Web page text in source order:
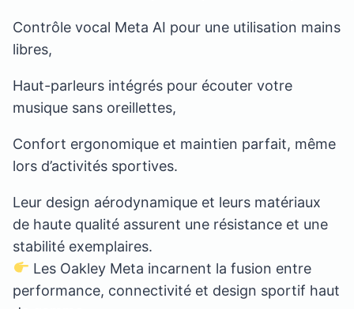
Contrôle vocal Meta AI pour une utilisation mains
libres,
Haut-parleurs intégrés pour écouter votre
musique sans oreillettes,
Confort ergonomique et maintien parfait, même
lors d’activités sportives.
Leur design aérodynamique et leurs matériaux
de haute qualité assurent une résistance et une
stabilité exemplaires.
Les Oakley Meta incarnent la fusion entre
performance, connectivité et design sportif haut